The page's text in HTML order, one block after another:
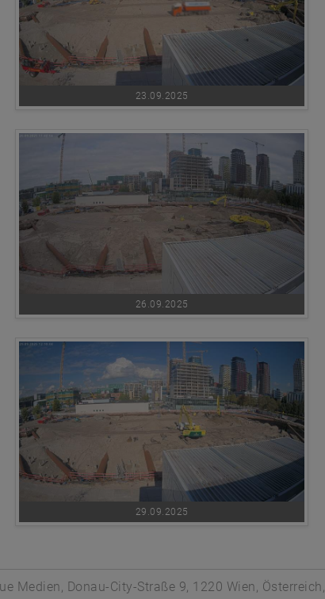
23.09.2025
26.09.2025
29.09.2025
Medien, Donau-City-Straße 9, 1220 Wien, Österreich,